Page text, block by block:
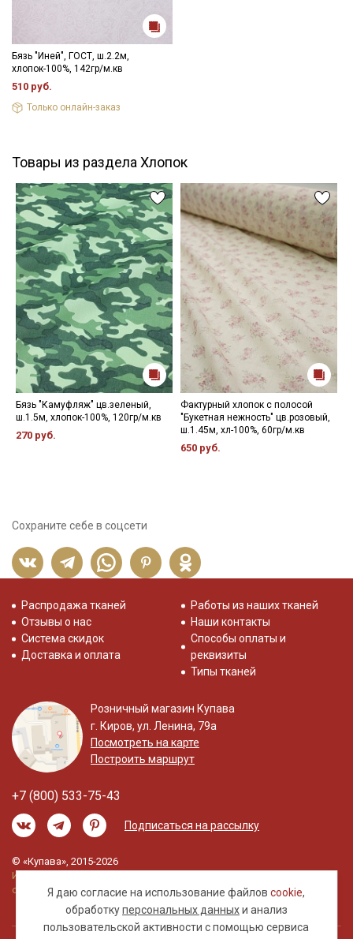
Бязь "Иней", ГОСТ, ш.2.2м,
хлопок-100%, 142гр/м.кв
510 руб.
Только онлайн-заказ
Товары из раздела Хлопок
Бязь "Камуфляж" цв.зеленый,
ш.1.5м, хлопок-100%, 120гр/м.кв
270 руб.
Фактурный хлопок с полосой
"Букетная нежность" цв.розовый,
ш.1.45м, хл-100%, 60гр/м.кв
650 руб.
Сохраните себе в соцсети
Я даю согласие на использование файловcookie,
обработкуперсональных данныхи анализ
пользовательской активности с помощью сервиса
Распродажа тканей
Отзывы о нас
Система скидок
Доставка и оплата
Работы из наших тканей
Наши контакты
Способы оплаты и
реквизиты
Типы тканей
Розничный магазин Купава
г. Киров, ул. Ленина, 79а
Посмотреть на карте
Построить маршрут
+7 (800) 533-75-43
Подписаться на рассылку
© «Купава», 2015-2026
Информация на сайте не является публичной
офертой.